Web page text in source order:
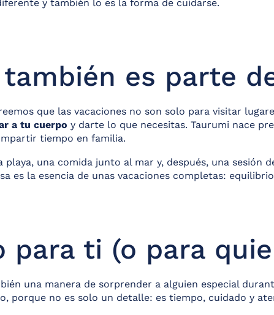
y también lo es la forma de cuidarse.
es parte
que las vacaciones no son solo para visitar
a tu cuerpo y darte lo que necesitas. Taurumi nace
tiempo en familia.
playa, una comida junto al mar y, después, una
es la esencia de unas vacaciones completas:
para ti (o para
una manera de sorprender a alguien especial
porque no es solo un detalle: es tiempo, cuidado y